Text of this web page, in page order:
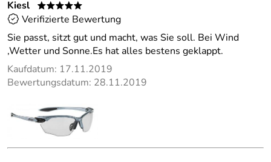
Kiesl
*****
Verifizierte Bewertung
Sie passt, sitzt gut und macht, was Sie soll. Bei Wind
,Wetter und Sonne.Es hat alles bestens geklappt.
Kaufdatum: 17.11.2019
Bewertungsdatum: 28.11.2019